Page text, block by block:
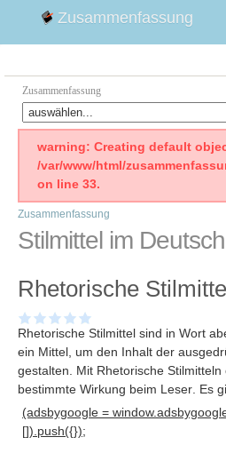
Zusammenfassung
Zusammenfassung
Faust
Willhelm Tell
Emilia Galotti
1. Weltkrieg Zusammenfassung
Weimarer Republik
Die Räuber
Maria Stuart
warning: Creating default
/var/www/html/
on line 33.
Zusammenfassung
Stilmittel im
Rhetorische
Rhetorische Stilmittel sind in Wort
ein Mittel, um den Inhalt der
gestalten. Mit Rhetorische
bestimmte Wirkung beim Leser
(adsbygoogle =
[]).push({});
. Es